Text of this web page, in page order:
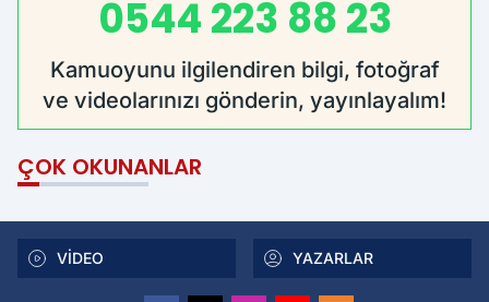
0544 223 88 23
Kamuoyunu ilgilendiren bilgi, fotoğraf
ve videolarınızı gönderin, yayınlayalım!
ÇOK OKUNANLAR
VİDEO YAZARLAR